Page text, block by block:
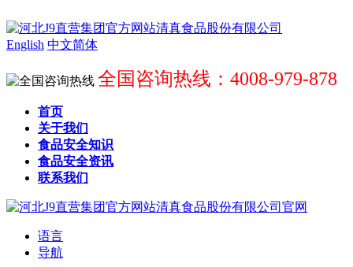
English 中文简体
全国咨询热线：4008-979-878
首页
关于我们
食品安全知识
食品安全资讯
联系我们
语言
导航